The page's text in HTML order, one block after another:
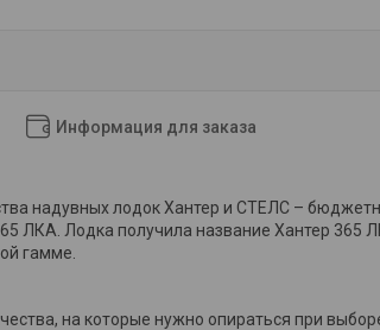
Информация для заказа
надувных лодок Хантер и СТЕЛС –
ЛКА. Лодка получила название Хантер 365
гамме.
на которые нужно опираться при